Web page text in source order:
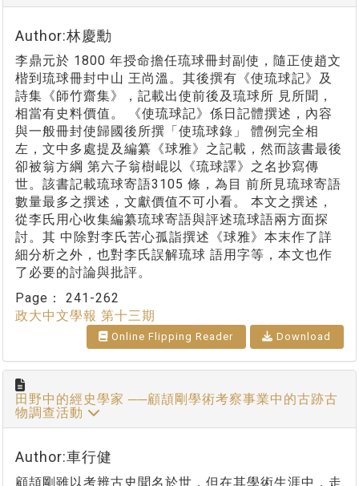
Author:林慶勳
李鼎元於 1800 年授命擔任琉球冊封副使，隨正使趙文
楷到琉球冊封中山 王尚溫。其後撰有《使琉球記》及
詩集《師竹齋集》，記載出使前後及琉球所 見所聞，
相當有史料價值。 《使琉球記》係日記體撰述，內容
與一般冊封使歸國後所撰「使琉球錄」 體例完全相
左，文中多處提及編纂《球雅》之記載，然而該書最後
卻被翁方綱 第六子翁樹崐以《琉球譯》之名抄寫傳
世。該書記載琉球寄語3105 條，為目 前所見琉球寄語
數量最多之撰述，文獻價值不可小看。 本文之撰述，
從李氏用心收集編纂琉球寄語與評述琉球語兩方面探
討。其 中除對李氏苦心孤詣撰述《球雅》本末作了詳
細分析之外，也對李氏誤解琉球 語用字等，本文也作
了必要的討論與批評。
Page： 241-262
政大中文學報 第十三期
Online Flipping Reader Download
田野中的經史學家 ──顧頡剛學術考察事業中的古跡古
物調查活動
Author:車行健
顧頡剛雖以考辨古史聞名於世，但在其學術生涯中，走